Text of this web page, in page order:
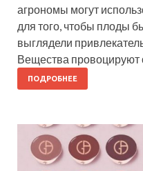
агрономы могут
для того, чтобы плоды
выглядели
Вещества провоцируют
ПОДРОБНЕЕ